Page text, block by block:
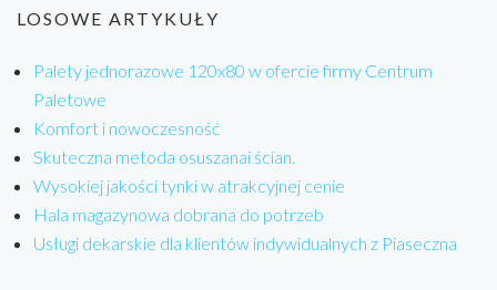
LOSOWE ARTYKUŁY
Palety jednorazowe 120x80 w ofercie firmy Centrum
Paletowe
Komfort i nowoczesność
Skuteczna metoda osuszanai ścian.
Wysokiej jakości tynki w atrakcyjnej cenie
Hala magazynowa dobrana do potrzeb
Usługi dekarskie dla klientów indywidualnych z Piaseczna